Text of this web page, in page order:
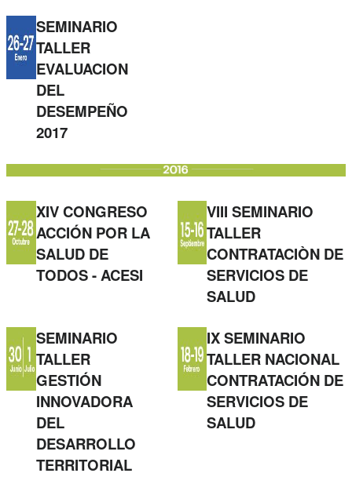
SEMINARIO
TALLER
EVALUACION
DEL
DESEMPEÑO
2017
XIV CONGRESO
ACCIÓN POR LA
SALUD DE
TODOS - ACESI
VIII SEMINARIO
TALLER
CONTRATACIÒN DE
SERVICIOS DE
SALUD
SEMINARIO
TALLER
GESTIÓN
INNOVADORA
DEL
DESARROLLO
TERRITORIAL
IX SEMINARIO
TALLER NACIONAL
CONTRATACIÓN DE
SERVICIOS DE
SALUD